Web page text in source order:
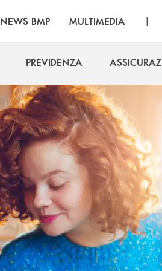
NEWS BMP MULTIMEDIA |
PREVIDENZA